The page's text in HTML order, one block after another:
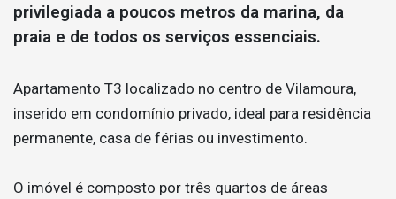
privilegiada a poucos metros da marina, da
praia e de todos os serviços essenciais.
Apartamento T3 localizado no centro de Vilamoura,
inserido em condomínio privado, ideal para residência
permanente, casa de férias ou investimento.
O imóvel é composto por três quartos de áreas